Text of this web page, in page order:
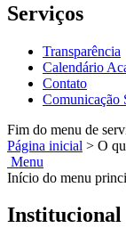
Serviços
Transparência
Calendário
Contato
Comunicação
Fim do menu de
Página inicial > O
Menu
Início do menu
Institucional